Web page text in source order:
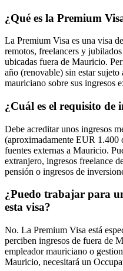
¿Qué es la Premium
La Premium Visa es una visa
remotos, freelancers y
ubicadas fuera de Mauricio.
año (renovable) sin estar sujeto
mauriciano sobre sus ingresos
¿Cuál es el requisito de
Debe acreditar unos ingresos
(aproximadamente EUR 1.400
fuentes externas a Mauricio.
extranjero, ingresos freelance
pensión o ingresos de
¿Puedo trabajar para
esta visa?
No. La Premium Visa está
perciben ingresos de fuera de
empleador mauriciano o
Mauricio, necesitará un